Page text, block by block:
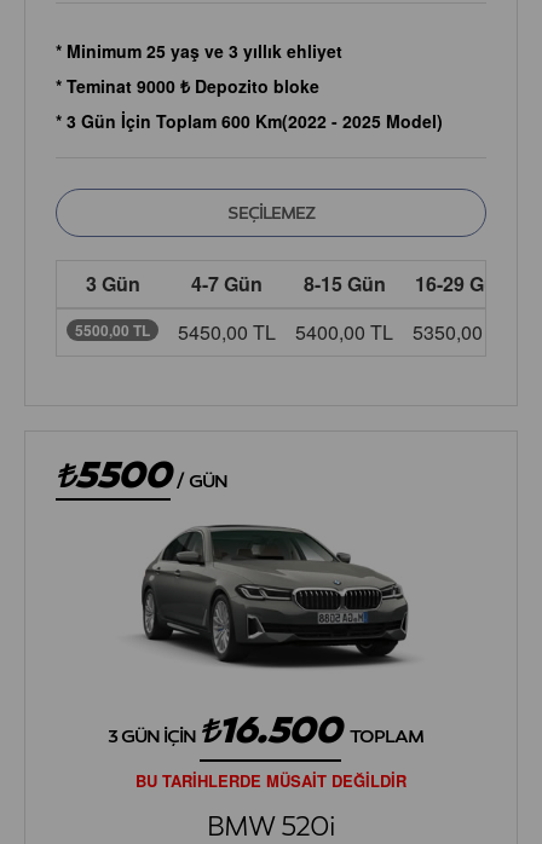
* Minimum 25 yaş ve 3 yıllık ehliyet
* Teminat 9000 ₺ Depozito bloke
* 3 Gün İçin Toplam 600 Km(2022 - 2025 Model)
3 Gün 4-7 Gün 8-15 Gün 16-29 Gün
5500,00 TL 5450,00 TL 5400,00 TL 5350,00 TL
5500 / GÜN
3 GÜN İÇIN 16.500 TOPLAM
BU TARİHLERDE MÜSAİT DEĞİLDİR
BMW 520i